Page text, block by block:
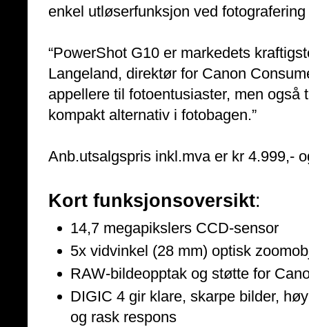
enkel utløserfunksjon ved
“PowerShot G10 er markedets
Langeland, direktør for Canon
appellere til fotoentusiaster, men
kompakt alternativ i fotobagen.”
Anb.utsalgspris inkl.mva er kr 4.999,-
Kort funksjonsoversikt:
14,7 megapikslers CCD-sensor
5x vidvinkel (28 mm) optisk
RAW-bildeopptak og støtte for
DIGIC 4 gir klare, skarpe bilder,
og rask respons